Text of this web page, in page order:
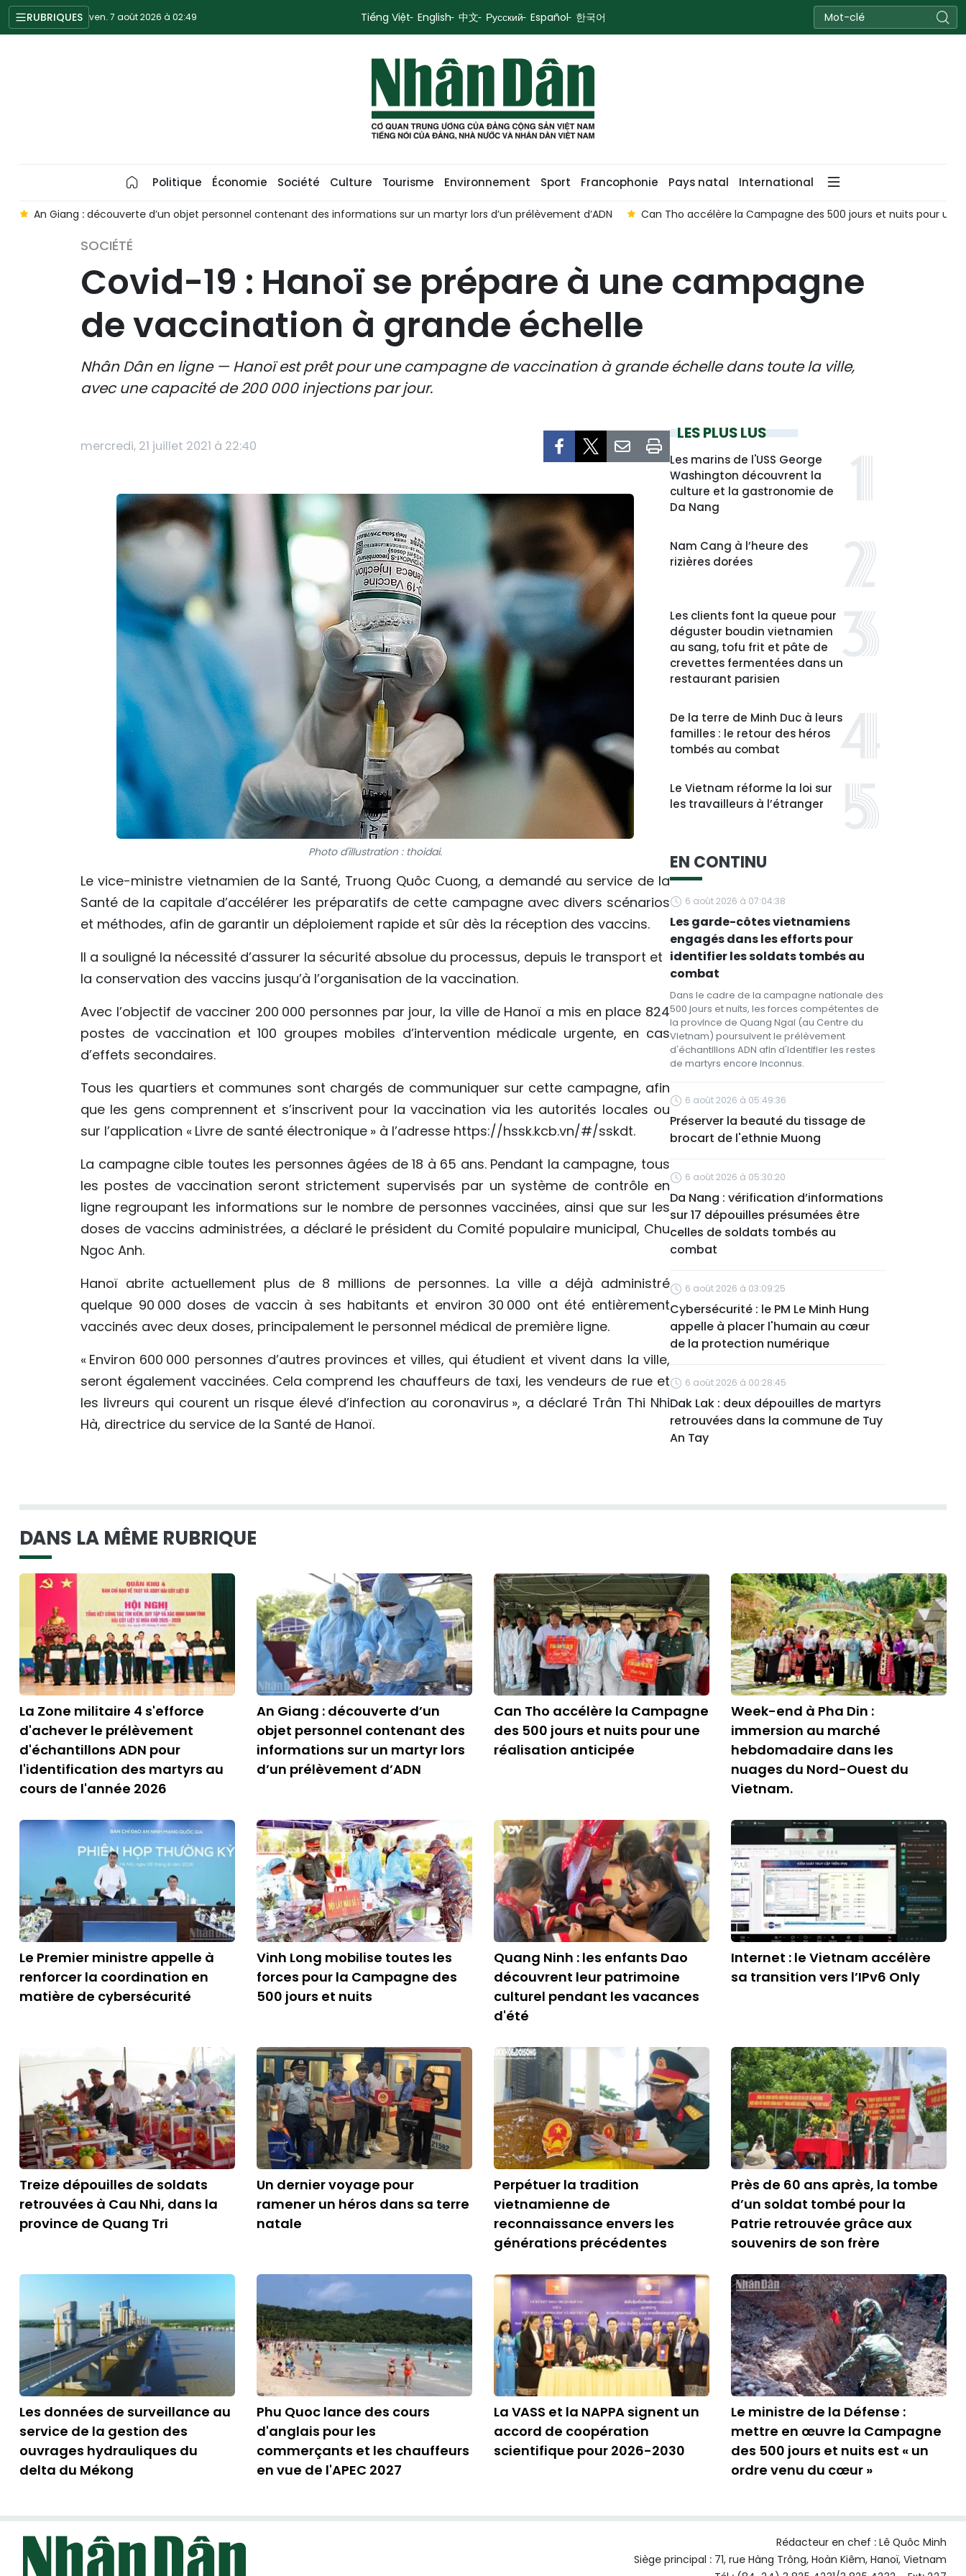
RUBRIQUES ven. 7 août 2026 à 02:49 Tiếng Việt English 中文 Русский Español 한국어
Politique Économie Société Culture Tourisme Environnement Sport Francophonie Pays natal International
An Giang : découverte d’un objet personnel contenant des informations sur un martyr lors d’un prélèvement d’ADN Can Tho accélère la Campagne des 500 jours et nuits pour
SOCIÉTÉ
Covid-19 : Hanoï se prépare à une campagne
de vaccination à grande échelle
Nhân Dân en ligne — Hanoï est prêt pour une campagne de vaccination à grande échelle dans toute la ville,
avec une capacité de 200 000 injections par jour.
mercredi, 21 juillet 2021 à 22:40
Photo d'illustration : thoidai.
Le vice-ministre vietnamien de la Santé, Truong Quôc Cuong, a demandé au service de la
Santé de la capitale d’accélérer les préparatifs de cette campagne avec divers scénarios
et méthodes, afin de garantir un déploiement rapide et sûr dès la réception des vaccins.
Il a souligné la nécessité d’assurer la sécurité absolue du processus, depuis le transport et
la conservation des vaccins jusqu’à l’organisation de la vaccination.
Avec l’objectif de vacciner 200 000 personnes par jour, la ville de Hanoï a mis en place 824
postes de vaccination et 100 groupes mobiles d’intervention médicale urgente, en cas
d’effets secondaires.
Tous les quartiers et communes sont chargés de communiquer sur cette campagne, afin
que les gens comprennent et s’inscrivent pour la vaccination via les autorités locales ou
sur l’application « Livre de santé électronique » à l’adresse https://hssk.kcb.vn/#/sskdt.
La campagne cible toutes les personnes âgées de 18 à 65 ans. Pendant la campagne, tous
les postes de vaccination seront strictement supervisés par un système de contrôle en
ligne regroupant les informations sur le nombre de personnes vaccinées, ainsi que sur les
doses de vaccins administrées, a déclaré le président du Comité populaire municipal, Chu
Ngoc Anh.
Hanoï abrite actuellement plus de 8 millions de personnes. La ville a déjà administré
quelque 90 000 doses de vaccin à ses habitants et environ 30 000 ont été entièrement
vaccinés avec deux doses, principalement le personnel médical de première ligne.
« Environ 600 000 personnes d’autres provinces et villes, qui étudient et vivent dans la ville,
seront également vaccinées. Cela comprend les chauffeurs de taxi, les vendeurs de rue et
les livreurs qui courent un risque élevé d’infection au coronavirus », a déclaré Trân Thi Nhi
Hà, directrice du service de la Santé de Hanoï.
LES PLUS LUS
Les marins de l'USS George
Washington découvrent la
culture et la gastronomie de
Da Nang
Nam Cang à l’heure des
rizières dorées
Les clients font la queue pour
déguster boudin vietnamien
au sang, tofu frit et pâte de
crevettes fermentées dans un
restaurant parisien
De la terre de Minh Duc à leurs
familles : le retour des héros
tombés au combat
Le Vietnam réforme la loi sur
les travailleurs à l’étranger
EN CONTINU
6 août 2026 à 07:04:38
Les garde-côtes vietnamiens
engagés dans les efforts pour
identifier les soldats tombés au
combat
Dans le cadre de la campagne nationale des
500 jours et nuits, les forces compétentes de
la province de Quang Ngai (au Centre du
Vietnam) poursuivent le prélèvement
d'échantillons ADN afin d'identifier les restes
de martyrs encore inconnus.
6 août 2026 à 05:49:36
Préserver la beauté du tissage de
brocart de l'ethnie Muong
6 août 2026 à 05:30:20
Da Nang : vérification d’informations
sur 17 dépouilles présumées être
celles de soldats tombés au
combat
6 août 2026 à 03:09:25
Cybersécurité : le PM Le Minh Hung
appelle à placer l'humain au cœur
de la protection numérique
6 août 2026 à 00:28:45
Dak Lak : deux dépouilles de martyrs
retrouvées dans la commune de Tuy
An Tay
DANS LA MÊME RUBRIQUE
La Zone militaire 4 s'efforce
d'achever le prélèvement
d'échantillons ADN pour
l'identification des martyrs au
cours de l'année 2026
An Giang : découverte d’un
objet personnel contenant des
informations sur un martyr lors
d’un prélèvement d’ADN
Can Tho accélère la Campagne
des 500 jours et nuits pour une
réalisation anticipée
Week-end à Pha Din :
immersion au marché
hebdomadaire dans les
nuages du Nord-Ouest du
Vietnam.
Le Premier ministre appelle à
renforcer la coordination en
matière de cybersécurité
Vinh Long mobilise toutes les
forces pour la Campagne des
500 jours et nuits
Quang Ninh : les enfants Dao
découvrent leur patrimoine
culturel pendant les vacances
d'été
Internet : le Vietnam accélère
sa transition vers l’IPv6 Only
Treize dépouilles de soldats
retrouvées à Cau Nhi, dans la
province de Quang Tri
Un dernier voyage pour
ramener un héros dans sa terre
natale
Perpétuer la tradition
vietnamienne de
reconnaissance envers les
générations précédentes
Près de 60 ans après, la tombe
d’un soldat tombé pour la
Patrie retrouvée grâce aux
souvenirs de son frère
Les données de surveillance au
service de la gestion des
ouvrages hydrauliques du
delta du Mékong
Phu Quoc lance des cours
d'anglais pour les
commerçants et les chauffeurs
en vue de l'APEC 2027
La VASS et la NAPPA signent un
accord de coopération
scientifique pour 2026-2030
Le ministre de la Défense :
mettre en œuvre la Campagne
des 500 jours et nuits est « un
ordre venu du cœur »
Rédacteur en chef : Lê Quôc Minh
Siège principal : 71, rue Hàng Trông, Hoàn Kiêm, Hanoï, Vietnam